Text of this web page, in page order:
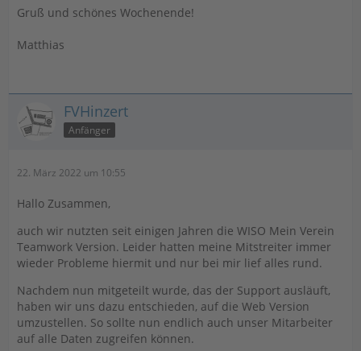
Gruß und schönes Wochenende!
Matthias
FVHinzert
Anfänger
22. März 2022 um 10:55
Hallo Zusammen,
auch wir nutzten seit einigen Jahren die WISO Mein Verein
Teamwork Version. Leider hatten meine Mitstreiter immer
wieder Probleme hiermit und nur bei mir lief alles rund.
Nachdem nun mitgeteilt wurde, das der Support ausläuft,
haben wir uns dazu entschieden, auf die Web Version
umzustellen. So sollte nun endlich auch unser Mitarbeiter
auf alle Daten zugreifen können.